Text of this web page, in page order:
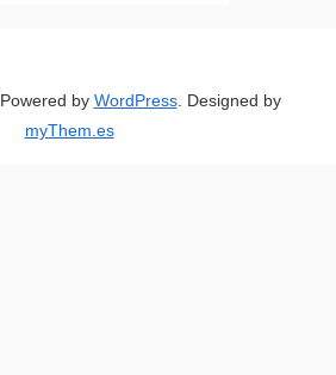
by WordPress. Designed by
myThem.es